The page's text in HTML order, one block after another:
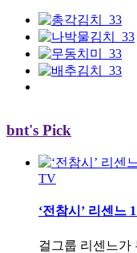
bnt's Pick
TV
‘전참시’ 리센느
걸그룹 리센느가